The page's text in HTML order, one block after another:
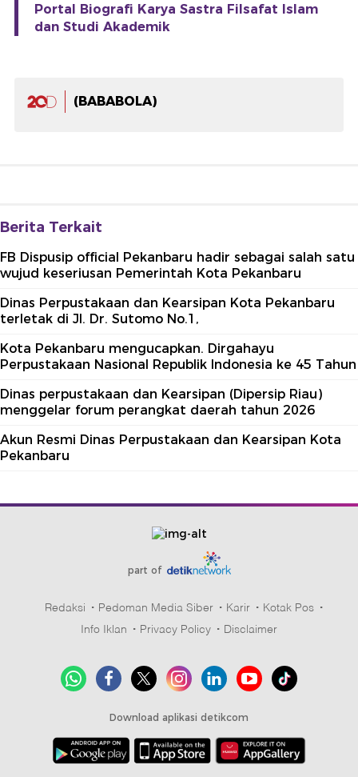
Portal Biografi Karya Sastra Filsafat Islam
dan Studi Akademik
(BABABOLA)
Berita Terkait
FB Dispusip official Pekanbaru hadir sebagai salah satu
wujud keseriusan Pemerintah Kota Pekanbaru
Dinas Perpustakaan dan Kearsipan Kota Pekanbaru
terletak di Jl. Dr. Sutomo No.1,
Kota Pekanbaru mengucapkan. Dirgahayu
Perpustakaan Nasional Republik Indonesia ke 45 Tahun
Dinas perpustakaan dan Kearsipan (Dipersip Riau)
menggelar forum perangkat daerah tahun 2026
Akun Resmi Dinas Perpustakaan dan Kearsipan Kota
Pekanbaru
part of
Redaksi Pedoman Media Siber Karir
Kotak Pos
Info Iklan
Privacy Policy Disclaimer
Download aplikasi detikcom